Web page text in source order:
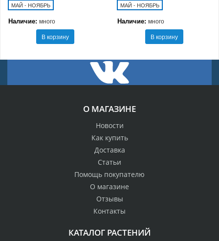
МАЙ - НОЯБРЬ
Наличие: много
В корзину
МАЙ - НОЯБРЬ
Наличие: много
В корзину
О МАГАЗИНЕ
Новости
Как купить
Доставка
Статьи
Помощь покупателю
О магазине
Отзывы
Контакты
КАТАЛОГ РАСТЕНИЙ